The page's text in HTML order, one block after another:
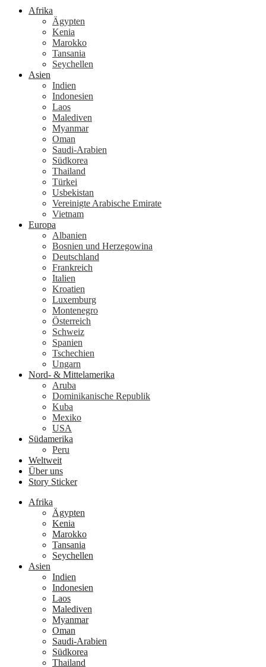
Afrika
Ägypten
Kenia
Marokko
Tansania
Seychellen
Asien
Indien
Indonesien
Laos
Malediven
Myanmar
Oman
Saudi-Arabien
Südkorea
Thailand
Türkei
Usbekistan
Vereinigte Arabische Emirate
Vietnam
Europa
Albanien
Bosnien und Herzegowina
Deutschland
Frankreich
Italien
Kroatien
Luxemburg
Montenegro
Österreich
Schweiz
Spanien
Tschechien
Ungarn
Nord- & Mittelamerika
Aruba
Dominikanische Republik
Kuba
Mexiko
USA
Südamerika
Peru
Weltweit
Über uns
Story Sticker
Afrika
Ägypten
Kenia
Marokko
Tansania
Seychellen
Asien
Indien
Indonesien
Laos
Malediven
Myanmar
Oman
Saudi-Arabien
Südkorea
Thailand